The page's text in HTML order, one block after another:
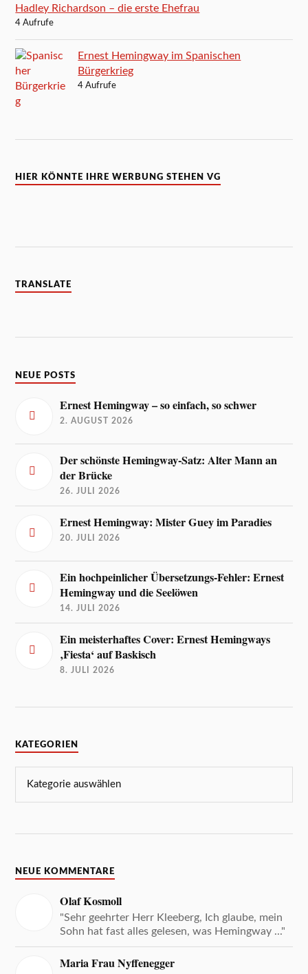
Hadley Richardson – die erste Ehefrau
4 Aufrufe
Ernest Hemingway im Spanischen
Bürgerkrieg
4 Aufrufe
HIER KÖNNTE IHRE WERBUNG STEHEN VG
TRANSLATE
NEUE POSTS
Ernest Hemingway – so einfach, so schwer
2. AUGUST 2026
Der schönste Hemingway-Satz: Alter Mann an
der Brücke
26. JULI 2026
Ernest Hemingway: Mister Guey im Paradies
20. JULI 2026
Ein hochpeinlicher Übersetzungs-Fehler: Ernest
Hemingway und die Seelöwen
14. JULI 2026
Ein meisterhaftes Cover: Ernest Hemingways
‚Fiesta‘ auf Baskisch
8. JULI 2026
KATEGORIEN
NEUE KOMMENTARE
Olaf Kosmoll
"Sehr geehrter Herr Kleeberg, Ich glaube, mein
Sohn hat fast alles gelesen, was Hemingway ..."
Maria Frau Nyffenegger